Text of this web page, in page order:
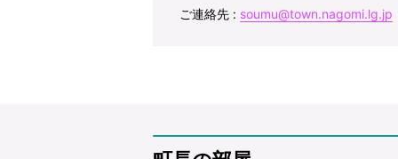
ご連絡先 : soumu@town.nagomi.lg.jp